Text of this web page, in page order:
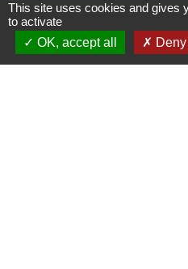
This site uses cookies and gives
to activate
OK, accept all